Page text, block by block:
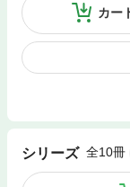
カー
シリーズ 全10冊